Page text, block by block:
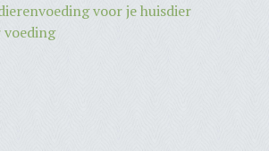
voor je huisdier
voeding